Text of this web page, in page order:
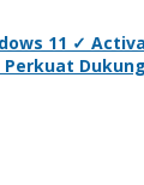
11 ✓
Perkuat